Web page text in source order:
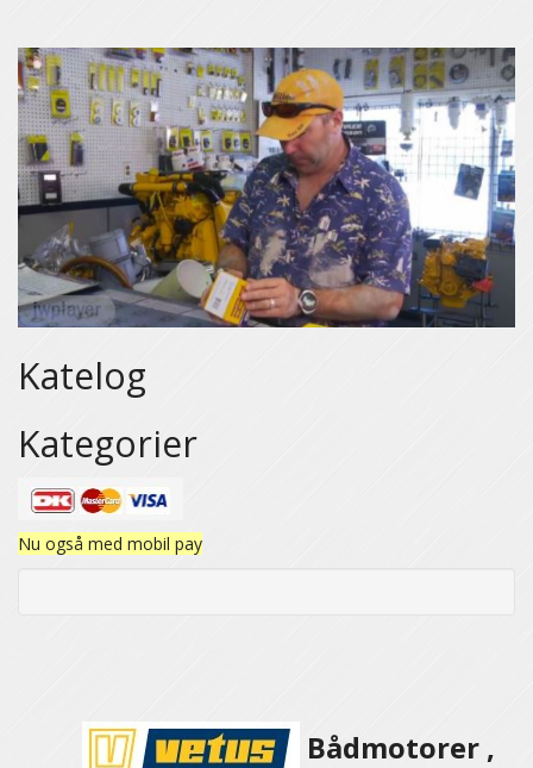
Katelog
Kategorier
Nu også med mobil pay
Bådmotorer ,